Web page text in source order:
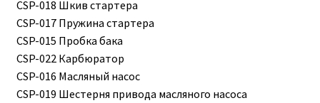
CSP-018 Шкив стартера
CSP-017 Пружина стартера
CSP-015 Пробка бака
CSP-022 Карбюратор
CSP-016 Масляный насос
CSP-019 Шестерня привода масляного насоса